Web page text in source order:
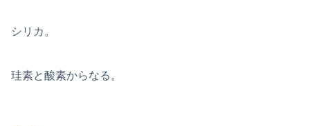
シリカ。
珪素と酸素からなる。